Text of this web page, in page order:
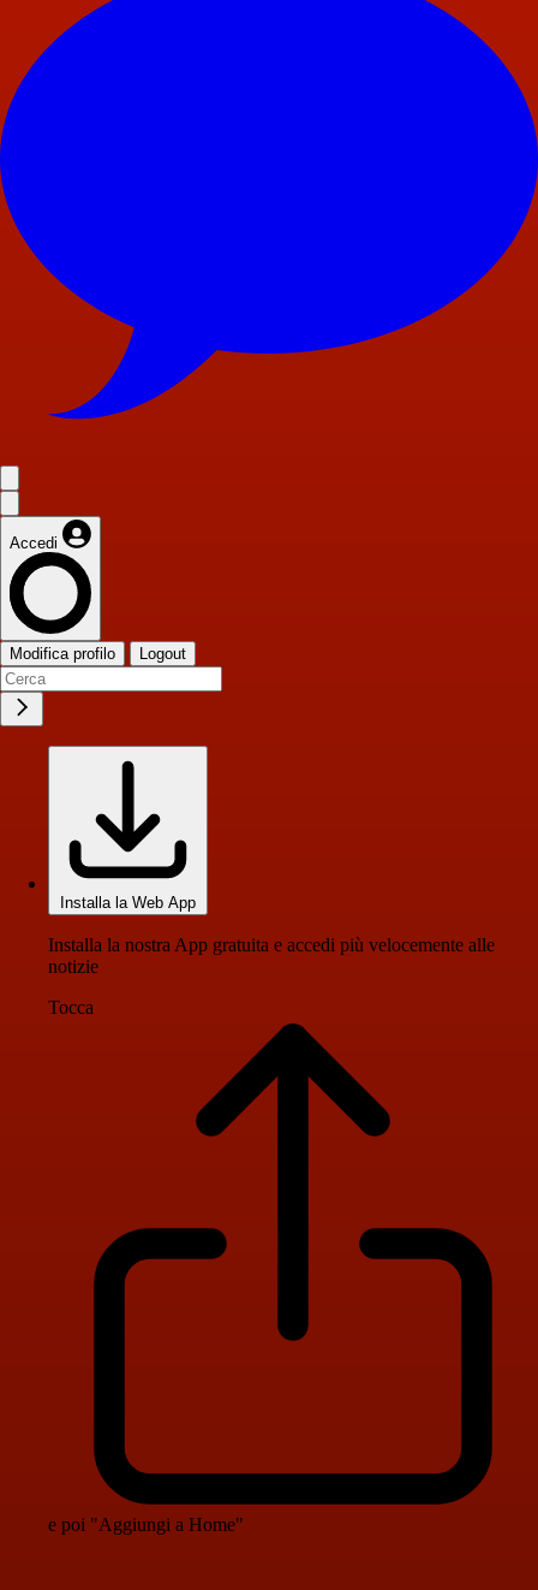
Accedi
Modifica profilo Logout
Installa la Web App
Installa la nostra App gratuita e accedi più velocemente alle
notizie
Tocca
e poi "Aggiungi a Home"